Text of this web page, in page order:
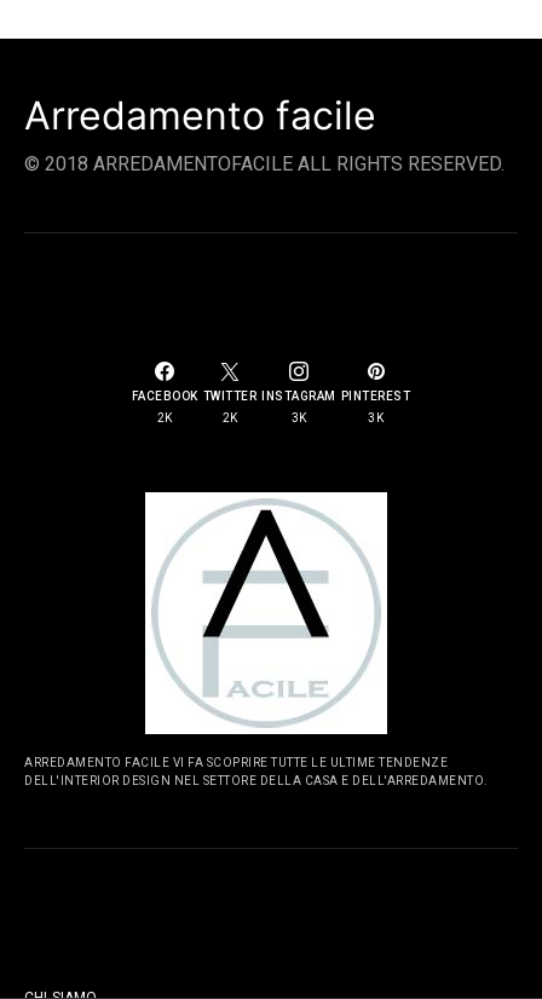
Arredamento facile
© 2018 ARREDAMENTOFACILE ALL RIGHTS RESERVED.
FACEBOOK
2K
TWITTER
2K
INSTAGRAM
3K
PINTEREST
3K
ARREDAMENTO FACILE VI FA SCOPRIRE TUTTE LE ULTIME TENDENZE
DELL'INTERIOR DESIGN NEL SETTORE DELLA CASA E DELL'ARREDAMENTO.